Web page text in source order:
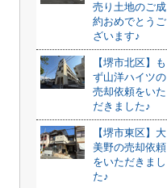
売り土地のご成
約おめでとうご
ざいます♪
【堺市北区】も
ず山洋ハイツの
売却依頼をいた
だきました♪
【堺市東区】大
美野の売却依頼
をいただきまし
た♪